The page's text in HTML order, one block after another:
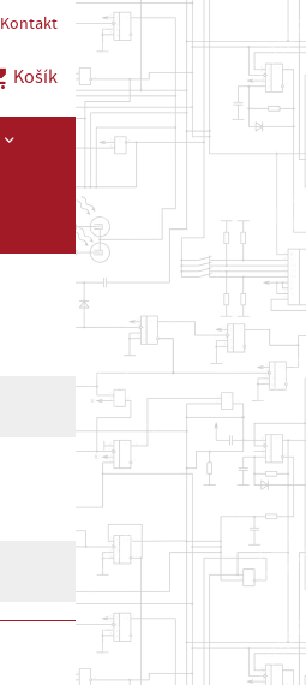
Kontakt
Košík